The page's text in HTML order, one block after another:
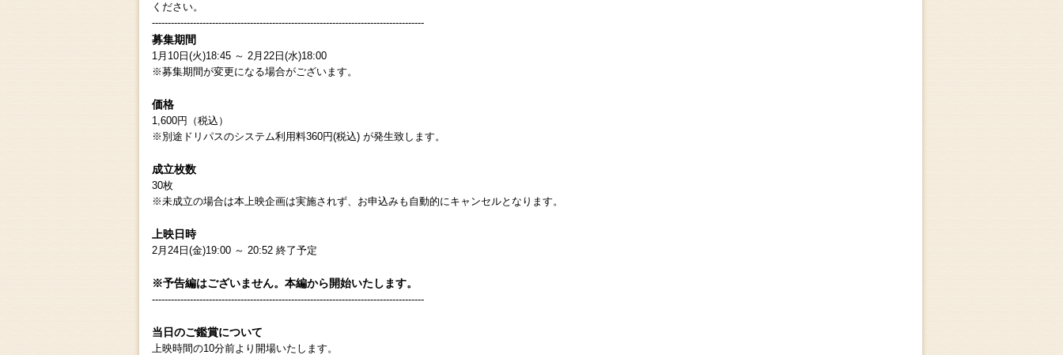
ください。
--------------------------------------------------------------------------------------
募集期間
1月10日(火)18:45 ～ 2月22日(水)18:00
※募集期間が変更になる場合がございます。
価格
1,600円（税込）
※別途ドリパスのシステム利用料360円(税込) が発生致します。
成立枚数
30枚
※未成立の場合は本上映企画は実施されず、お申込みも自動的にキャンセルとなります。
上映日時
2月24日(金)19:00 ～ 20:52 終了予定
※予告編はございません。本編から開始いたします。
--------------------------------------------------------------------------------------
当日のご鑑賞について
上映時間の10分前より開場いたします。